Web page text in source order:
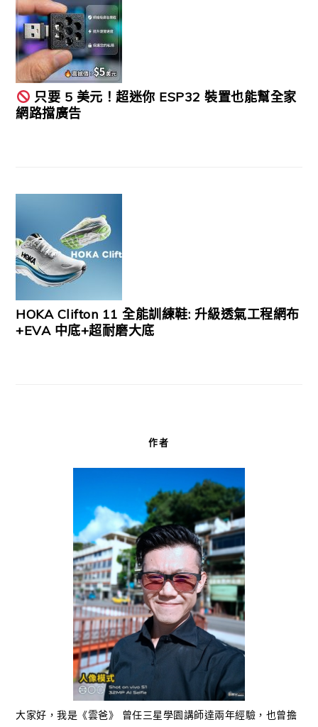
只要 5 美元！超迷你 ESP32 裝置也能幫全家
網路擋廣告
HOKA Clifton 11 全能訓練鞋: 升級透氣工程網布
+EVA 中底+超耐磨大底
作者
大家好，我是《雲爸》 曾任三星學園講師達兩年經驗，也曾擔